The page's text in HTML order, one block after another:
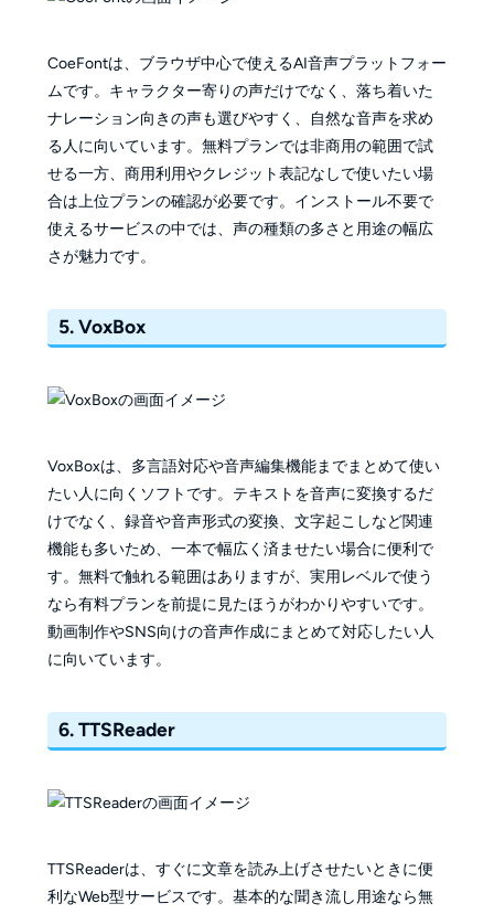
CoeFontは、ブラウザ中心で使えるAI音声プラットフォー
ムです。キャラクター寄りの声だけでなく、落ち着いた
ナレーション向きの声も選びやすく、自然な音声を求め
る人に向いています。無料プランでは非商用の範囲で試
せる一方、商用利用やクレジット表記なしで使いたい場
合は上位プランの確認が必要です。インストール不要で
使えるサービスの中では、声の種類の多さと用途の幅広
さが魅力です。
5. VoxBox
VoxBoxは、多言語対応や音声編集機能までまとめて使い
たい人に向くソフトです。テキストを音声に変換するだ
けでなく、録音や音声形式の変換、文字起こしなど関連
機能も多いため、一本で幅広く済ませたい場合に便利で
す。無料で触れる範囲はありますが、実用レベルで使う
なら有料プランを前提に見たほうがわかりやすいです。
動画制作やSNS向けの音声作成にまとめて対応したい人
に向いています。
6. TTSReader
TTSReaderは、すぐに文章を読み上げさせたいときに便
利なWeb型サービスです。基本的な聞き流し用途なら無